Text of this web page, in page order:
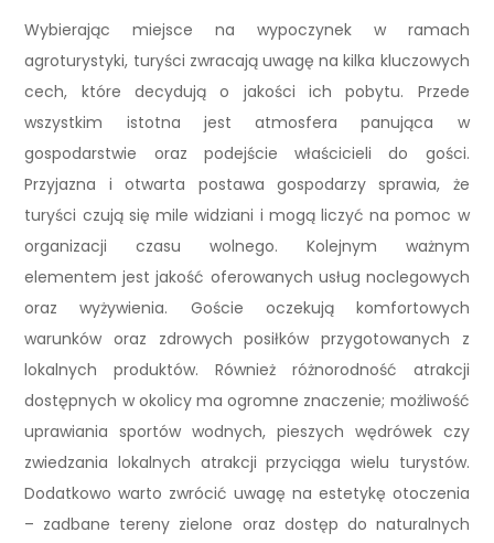
Wybierając miejsce na wypoczynek w ramach
agroturystyki, turyści zwracają uwagę na kilka kluczowych
cech, które decydują o jakości ich pobytu. Przede
wszystkim istotna jest atmosfera panująca w
gospodarstwie oraz podejście właścicieli do gości.
Przyjazna i otwarta postawa gospodarzy sprawia, że
turyści czują się mile widziani i mogą liczyć na pomoc w
organizacji czasu wolnego. Kolejnym ważnym
elementem jest jakość oferowanych usług noclegowych
oraz wyżywienia. Goście oczekują komfortowych
warunków oraz zdrowych posiłków przygotowanych z
lokalnych produktów. Również różnorodność atrakcji
dostępnych w okolicy ma ogromne znaczenie; możliwość
uprawiania sportów wodnych, pieszych wędrówek czy
zwiedzania lokalnych atrakcji przyciąga wielu turystów.
Dodatkowo warto zwrócić uwagę na estetykę otoczenia
– zadbane tereny zielone oraz dostęp do naturalnych